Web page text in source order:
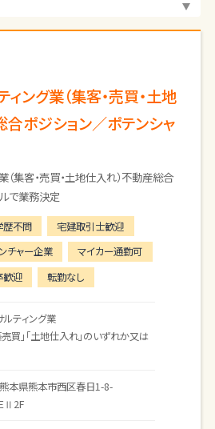
ング業（集客・売買・土地
合ポジション／ポテンシャ
（集客・売買・土地仕入れ）不動産総合
で業務決定
歴不問
宅建取引士歓迎
チャー企業
マイカー通勤可
歓迎 転勤なし
ティング業
売買」「土地仕入れ」のいずれか又は
内容は下記の通りです。
熊本県熊本市西区春日1-8-